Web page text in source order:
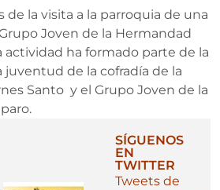
de la visita a la parroquia de una
Joven de la Hermandad
actividad ha formado parte de la
de la cofradía de la
Santo y el Grupo Joven de la
SÍGUENOS
EN
TWITTER
Tweets de